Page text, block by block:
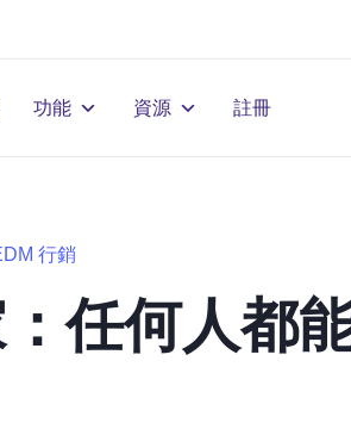
功能 資源 註冊
行銷
任何人都